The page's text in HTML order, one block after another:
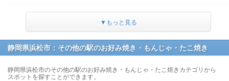
▼もっと見る
静岡県浜松市：その他の駅のお好み焼き・もんじゃ・たこ焼き
静岡県浜松市のその他の駅のお好み焼き・もんじゃ・たこ焼きカテゴリから
スポットを探すことができます。